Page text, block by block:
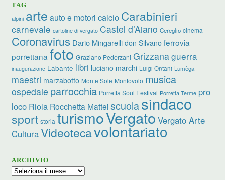
TAG
alpini arte auto e motori calcio Carabinieri
carnevale cartoline di vergato Castel d’Aiano Cereglio cinema
Coronavirus Dario Mingarelli don Silvano ferrovia
porrettana foto Graziano Pederzani Grizzanaguerra
inaugurazione Labante libri luciano marchi Luigi Ontani Lumèga
maestri marzabotto Monte Sole Montovolo musica
ospedale parrocchia Porretta Soul Festival Porretta Terme pro
loco Riola Rocchetta Matteiscuolasindaco
sport storia turismoVergato Vergato Arte
CulturaVideotecavolontariato
ARCHIVIO
Archivio